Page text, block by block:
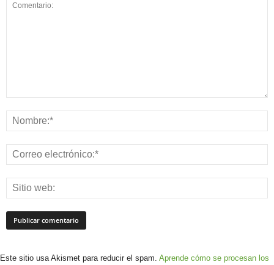
Este sitio usa Akismet para reducir el spam. Aprende cómo se procesan los